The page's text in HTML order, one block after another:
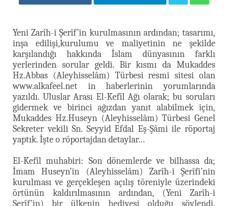
Yeni Zarîh-i Şerîf’in kurulmasının ardından; tasarımı,
inşa edilişi,kurulumu ve maliyetinin ne şekilde
karşılandığı hakkında İslam dünyasının farklı
yerlerinden sorular geldi. Bir kısmı da Mukaddes
Hz.Abbas (Aleyhisselâm) Türbesi resmi sitesi olan
www.alkafeel.net in haberlerinin yorumlarında
yazıldı. Uluslar Arası El-Kefîl Ağı olarak; bu soruları
gidermek ve birinci ağızdan yanıt alabilmek için,
Mukaddes Hz.Huseyn (Aleyhisselâm) Türbesi Genel
Sekreter vekili Sn. Seyyid Efdal Eş-Şâmi ile röportaj
yaptık. İşte o röportajdan detaylar…
El-Kefîl muhabiri: Son dönemlerde ve bilhassa da;
İmam Huseyn’in (Aleyhisselâm) Zarîh-i Şerîfi’nin
kurulması ve gerçekleşen açılış töreniyle üzerindeki
örtünün kaldırılmasının ardından, (Yeni Zarîh-i
Şerîf’in) bir ülkenin hediyesi olduğu söylendi.